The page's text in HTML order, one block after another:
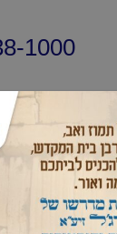
1000
שאלות
היה שותף